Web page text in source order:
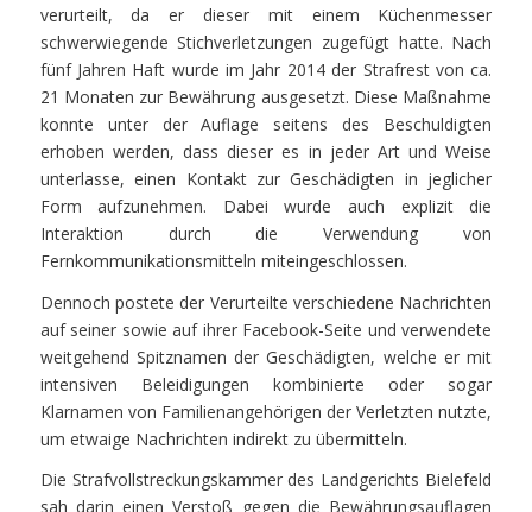
verurteilt, da er dieser mit einem Küchenmesser
schwerwiegende Stichverletzungen zugefügt hatte. Nach
fünf Jahren Haft wurde im Jahr 2014 der Strafrest von ca.
21 Monaten zur Bewährung ausgesetzt. Diese Maßnahme
konnte unter der Auflage seitens des Beschuldigten
erhoben werden, dass dieser es in jeder Art und Weise
unterlasse, einen Kontakt zur Geschädigten in jeglicher
Form aufzunehmen. Dabei wurde auch explizit die
Interaktion durch die Verwendung von
Fernkommunikationsmitteln miteingeschlossen.
Dennoch postete der Verurteilte verschiedene Nachrichten
auf seiner sowie auf ihrer Facebook-Seite und verwendete
weitgehend Spitznamen der Geschädigten, welche er mit
intensiven Beleidigungen kombinierte oder sogar
Klarnamen von Familienangehörigen der Verletzten nutzte,
um etwaige Nachrichten indirekt zu übermitteln.
Die Strafvollstreckungskammer des Landgerichts Bielefeld
sah darin einen Verstoß gegen die Bewährungsauflagen